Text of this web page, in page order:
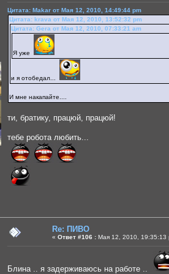
Цитата: Makar от Мая 12, 2010, 14:49:44 pm
Цитата: krava от Мая 12, 2010, 13:52:32 pm
Цитата: Gera от Мая 12, 2010, 07:33:21 am
Я уже
и я отобедал...
И мне накапайте....
ти, братику, працюй, працюй!
тебе робота любить...
Re: ПИВО
« Ответ #106 : Мая 12, 2010, 19:35:13
Блина .. я задерживаюсь на работе ..